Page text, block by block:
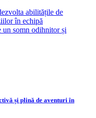
abilitățile de
în echipă
un somn odihnitor și
și plină de aventuri în